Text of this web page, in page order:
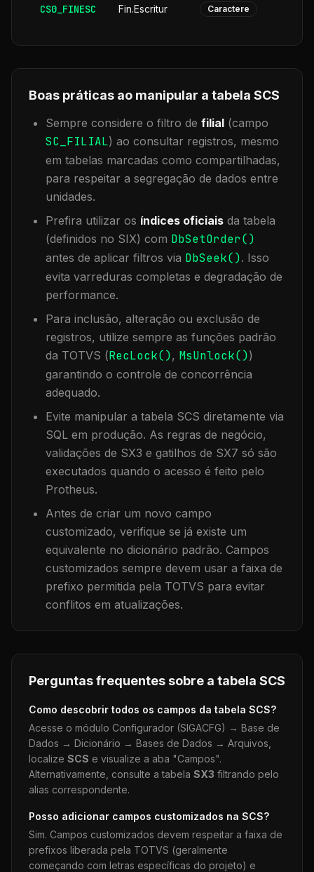
CS0_FINESC Fin.Escritur Caractere
Boas práticas ao manipular a tabela SCS
Sempre considere o filtro de filial (campo
SC_FILIAL) ao consultar registros, mesmo
em tabelas marcadas como compartilhadas,
para respeitar a segregação de dados entre
unidades.
Prefira utilizar os índices oficiais da tabela
(definidos no SIX) com DbSetOrder()
antes de aplicar filtros via DbSeek(). Isso
evita varreduras completas e degradação de
performance.
Para inclusão, alteração ou exclusão de
registros, utilize sempre as funções padrão
da TOTVS (RecLock(), MsUnlock())
garantindo o controle de concorrência
adequado.
Evite manipular a tabela SCS diretamente via
SQL em produção. As regras de negócio,
validações de SX3 e gatilhos de SX7 só são
executados quando o acesso é feito pelo
Protheus.
Antes de criar um novo campo
customizado, verifique se já existe um
equivalente no dicionário padrão. Campos
customizados sempre devem usar a faixa de
prefixo permitida pela TOTVS para evitar
conflitos em atualizações.
Perguntas frequentes sobre a tabela SCS
Como descobrir todos os campos da tabela SCS?
Acesse o módulo Configurador (SIGACFG) → Base de
Dados → Dicionário → Bases de Dados → Arquivos,
localize SCS e visualize a aba "Campos".
Alternativamente, consulte a tabela SX3 filtrando pelo
alias correspondente.
Posso adicionar campos customizados na SCS?
Sim. Campos customizados devem respeitar a faixa de
prefixos liberada pela TOTVS (geralmente
começando com letras específicas do projeto) e